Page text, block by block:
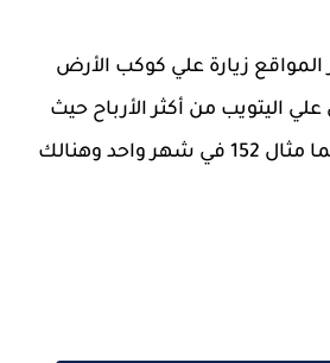
المواقع زيارة علي كوكب الأرض
اليتويب من أكثر الأرباح حيث
وصلت أرباح ابوفلة كما مثال 152 في شهر واحد وهنالك